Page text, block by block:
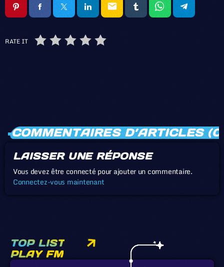
email
RATE IT
COMMENTAIRES D’ARTICLES
LAISSER UNE RÉPONSE
Vous devez être connecté pour ajouter un commentaire.
Connectez-vous maintenant
TOP LIST
PLAY FM